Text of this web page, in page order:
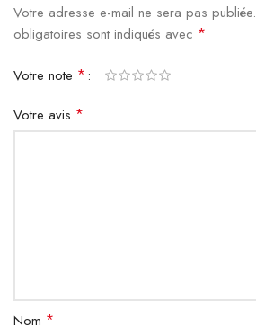
Votre adresse e-mail ne sera pas publiée.
obligatoires sont indiqués avec *
Votre note *
Votre avis *
Nom *